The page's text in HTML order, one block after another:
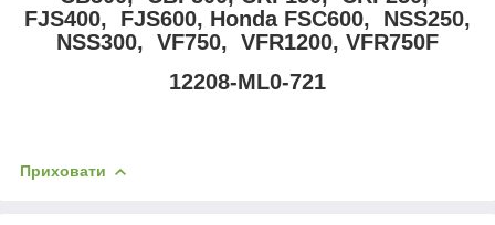
FJS400, FJS600, Honda FSC600, NSS250,
NSS300, VF750, VFR1200, VFR750F
12208-ML0-721
Приховати